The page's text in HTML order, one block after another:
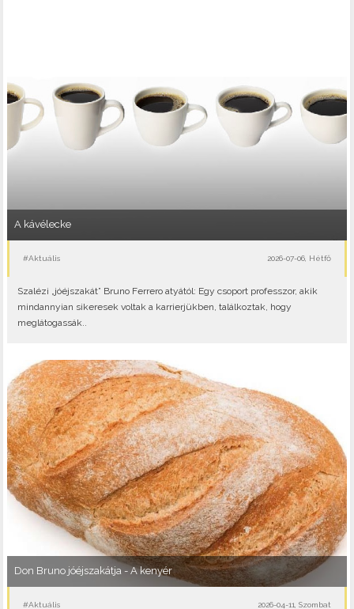
A kávélecke
#Aktuális 2026-07-06, Hétfő
Szalézi „jóéjszakát” Bruno Ferrero atyától: Egy csoport professzor, akik
mindannyian sikeresek voltak a karrierjükben, találkoztak, hogy
meglátogassák..
Don Bruno jóéjszakátja - A kenyér
#Aktuális 2026-04-11, Szombat